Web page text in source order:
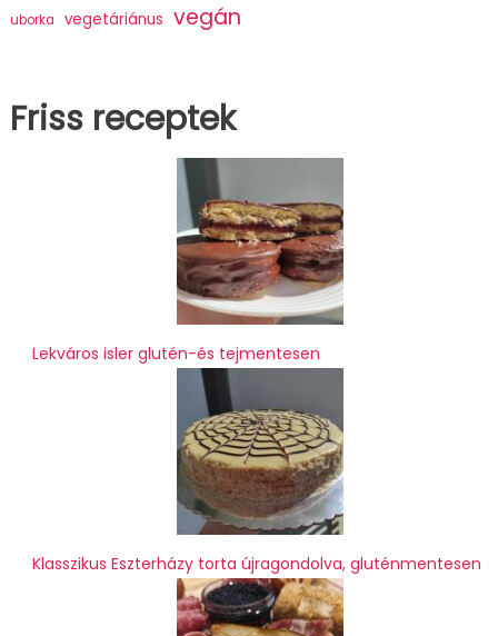
uborka vegetáriánus vegán
Friss receptek
Lekváros isler glutén-és tejmentesen
Klasszikus Eszterházy torta újragondolva, gluténmentesen